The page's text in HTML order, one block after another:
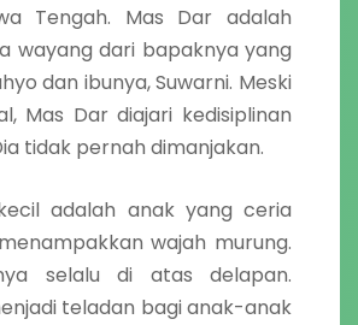
Tengah. Mas Dar adalah
wayang dari bapaknya yang
dan ibunya, Suwarni. Meski
Mas Dar diajari kedisiplinan
tidak pernah dimanjakan.
adalah anak yang ceria
wajah murung.
selalu di atas delapan.
teladan bagi anak-anak